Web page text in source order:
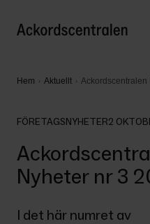
Hem Aktuellt Ackordscentralen
FÖRETAGSNYHETER2
Nyheter nr 3
I det här numret av